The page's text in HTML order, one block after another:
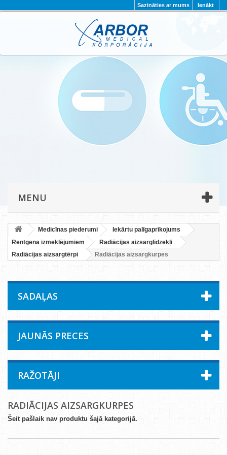
Ienākt
Sazināties ar mums
PAR MUMS PROJEKTI
KONTAKTI
PRIVĀTUMA POLITIKA
MENU
Medicīnas piederumi
Iekārtu palīgaprīkojums
Rentgena izmeklējumiem
Radiācijas aizsarglīdzekļi
Radiācijas aizsargtērpi
Radiācijas aizsargkurpes
SADAĻAS
JAUNĀS PRECES
RAŽOTĀJI
RADIĀCIJAS AIZSARGKURPES
Šeit pašlaik nav produktu šajā kategorijā.